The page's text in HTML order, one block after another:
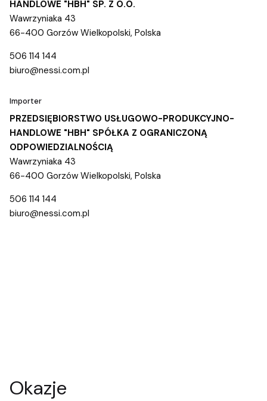
HANDLOWE "HBH" SP. Z O.O.
Wawrzyniaka 43
66-400 Gorzów Wielkopolski, Polska
506 114 144
biuro@nessi.com.pl
Importer
PRZEDSIĘBIORSTWO USŁUGOWO-PRODUKCYJNO-
HANDLOWE "HBH" SPÓŁKA Z OGRANICZONĄ
ODPOWIEDZIALNOŚCIĄ
Wawrzyniaka 43
66-400 Gorzów Wielkopolski, Polska
506 114 144
biuro@nessi.com.pl
Okazje